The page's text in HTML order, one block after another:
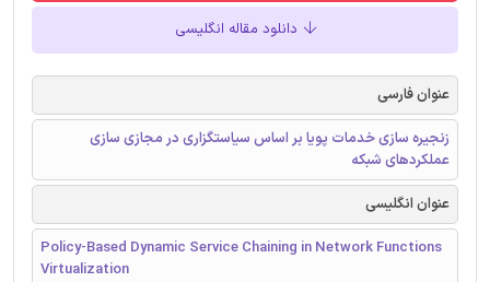
دانلود مقاله انگلیسی
عنوان فارسی
زنجیره سازی خدمات پویا بر اساس سیاستگزاری در مجازی سازی
عملکردهای شبکه
عنوان انگلیسی
Policy-Based Dynamic Service Chaining in Network Functions
Virtualization